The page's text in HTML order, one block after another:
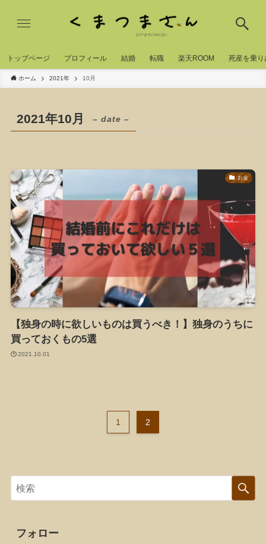
トッブページ プロフィール 結婚 転職 楽天ROOM 死産を乗り
ホーム 2021年 10月
2021年10月 – date –
お金
【独身の時に欲しいものは買うべき！】独身のうちに
買っておくもの5選
2021.10.01
1 2
フォロー